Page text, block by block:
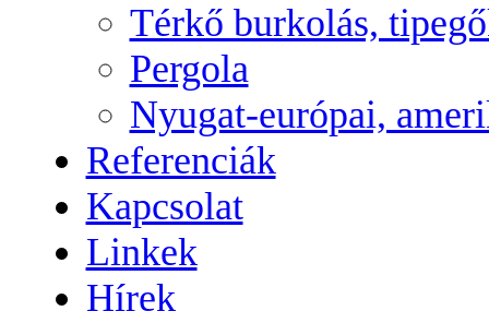
Térkő burkolás,
Pergola
Nyugat-európai,
Referenciák
Kapcsolat
Linkek
Hírek